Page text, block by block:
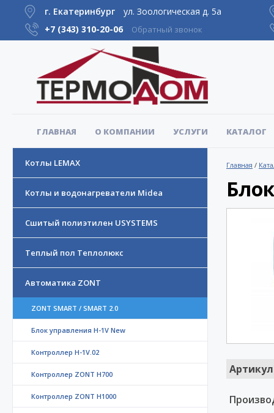
г. Екатеринбург
ул. Зоологическая д. 5а
+7 (343) 310-20-06 Обратный звонок
ГЛАВНАЯ О КОМПАНИИ УСЛУГИ КАТАЛОГ
Котлы LEMAX
Котлы и водонагреватели Midea
Сшитый полиэтилен USYSTEMS
Теплый пол Теплолюкс
Автоматика ZONT
ZONT SMART / SMART 2.0
Блок управления H-1V New
Контроллер H-1V.02
Контроллер ZONT H700
Контроллер ZONT H1000
Главная /
Артикул